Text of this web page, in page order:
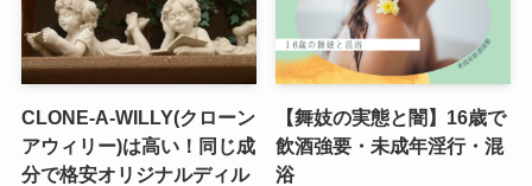
CLONE-A-WILLY(クローン
アウィリー)は高い！同じ成
分で格安オリジナルディル
【舞妓の実態と闇】16歳で
飲酒強要・未成年淫行・混
浴